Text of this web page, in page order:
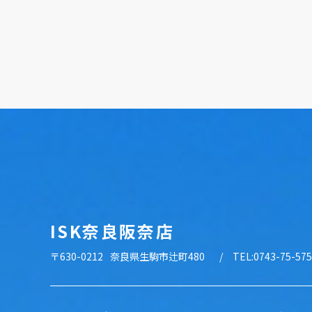
ISK奈良阪奈店
〒630-0212 奈良県生駒市辻町480 TEL:0743-75-